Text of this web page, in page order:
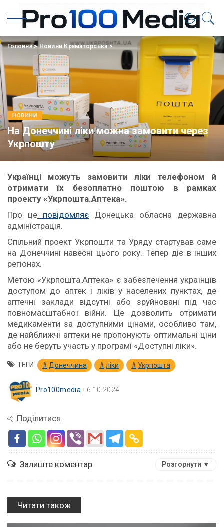
Головна>Новини Краматорська>
НОВИНИ
На Донеччині ліки можна замовити через
Укрпошту
Українці можуть замовити ліки телефоном й
отримати їх безоплатно поштою в рамках
проекту «Укрпошта.Аптека».
Про це повідомляє Донецька обласна державна
адміністрація.
Спільний проект Укрпошти та Уряду стартував саме
на Донеччині навесні цього року. Тепер діє в інших
регіонах.
Метою «Укрпошта.Аптека» є забезпечення українців
доступом до аптек і ліків у населених пунктах, де
аптечні заклади відсутні або зруйновані під час
повномасштабної війни. Це дозволить отримати
медикаменти за доступними цінами, особливо там,
де найближчі аптеки не пропонують оптимальні ціни
або не беруть участь у програмі «Доступні ліки».
ТЕГИ Донеччина ліки Укрпошта
Pro100media 6.10.2024
Поділитися
Залиште коментар Розгорнути ▼
Читати також